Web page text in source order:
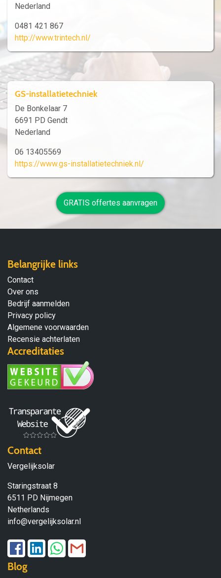
Nederland
0481 421 867
http://www.trintech.nl/
GS-installatietechniek
De Bonkelaar 7
6691 PD Gendt
Nederland
06 13405569
https://www.gs-installatietechniek.nl/
GRATIS offertes aanvragen
Belangrijke links
Contact
Over ons
Bedrijf aanmelden
Privacy policy
Algemene voorwaarden
Recensie achterlaten
Accreditaties
Contact
Vergelijksolar
Staringstraat 8
6511 PD Nijmegen
Netherlands
info@vergelijksolar.nl
Blog